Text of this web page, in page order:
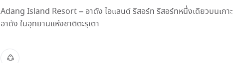
Adang Island Resort – อาดัง ไอแลนด์ รีสอร์ท รีสอร์ทหนึ่งเดียวบนเกาะ
อาดัง ในอุทยานแห่งชาติตะรุเตา